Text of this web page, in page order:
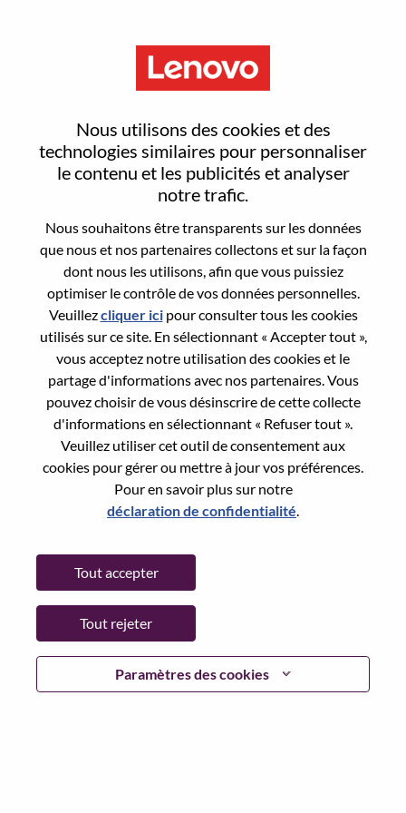
Nous utilisons des cookies et des
technologies similaires pour personnaliser
le contenu et les publicités et analyser
notre trafic.
Nous souhaitons être transparents sur les données
que nous et nos partenaires collectons et sur la façon
dont nous les utilisons, afin que vous puissiez
optimiser le contrôle de vos données personnelles.
Veuillezcliquer icipour consulter tous les cookies
utilisés sur ce site. En sélectionnant « Accepter tout »,
vous acceptez notre utilisation des cookies et le
partage d'informations avec nos partenaires. Vous
pouvez choisir de vous désinscrire de cette collecte
d'informations en sélectionnant « Refuser tout ».
Veuillez utiliser cet outil de consentement aux
cookies pour gérer ou mettre à jour vos préférences.
Pour en savoir plus sur notre
déclaration de confidentialité.
Paramètres des cookies
Tout accepter
Tout rejeter
Reset password
Are you sure you want to reset your
Enter the email address associated with your
account, then click "Continue".
We will email you a link to reset your
password.
Reset password with your e-mail
E-mail*
Continue
Go Back